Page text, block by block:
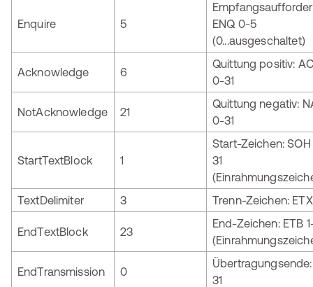
Enquire 5
ENQ 0-5
(0...ausgeschaltet)
Acknowledge 6
Quittung positiv:
0-31
NotAcknowledge 21
Quittung negativ:
0-31
StartTextBlock 1
Start-Zeichen:
31
TextDelimiter
3 Trenn-Zeichen: ETX
EndTextBlock 23
End-Zeichen: ETB
EndTransmission 0
31